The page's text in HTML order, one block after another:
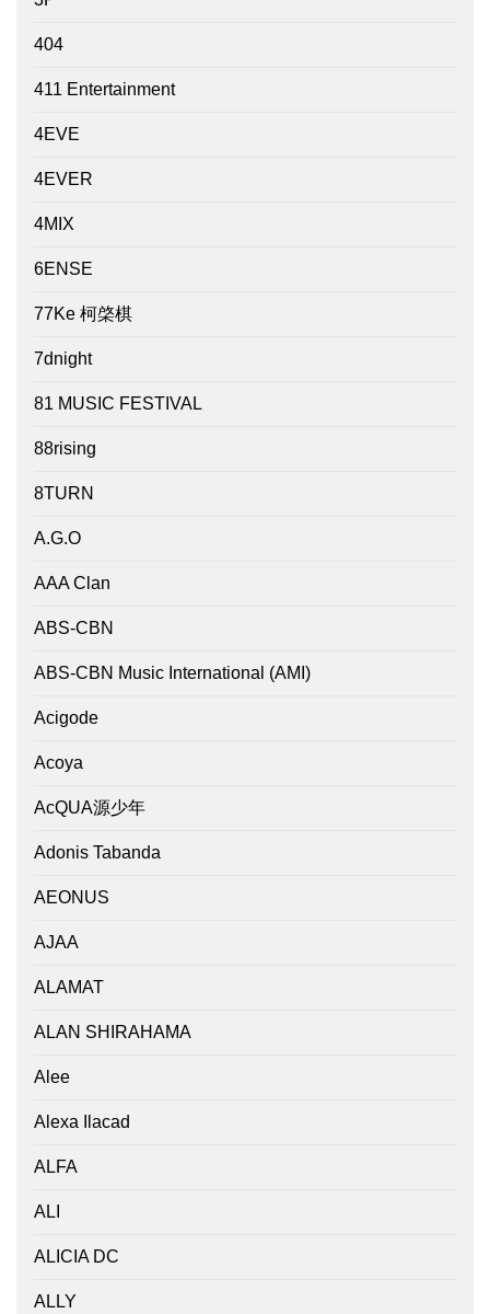
404
411 Entertainment
4EVE
4EVER
4MIX
6ENSE
77Ke 柯棨棋
7dnight
81 MUSIC FESTIVAL
88rising
8TURN
A.G.O
AAA Clan
ABS-CBN
ABS-CBN Music International (AMI)
Acigode
Acoya
AcQUA源少年
Adonis Tabanda
AEONUS
AJAA
ALAMAT
ALAN SHIRAHAMA
Alee
Alexa Ilacad
ALFA
ALI
ALICIA DC
ALLY